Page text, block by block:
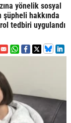
yönelik sosyal
şüpheli hakkında
tedbiri uygulandı